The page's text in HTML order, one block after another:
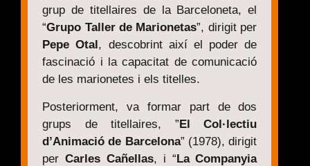
grup de titellaires de la Barceloneta, el
“Grupo Taller de Marionetas”, dirigit per
Pepe Otal, descobrint així el poder de
fascinació i la capacitat de comunicació
de les marionetes i els titelles.
Posteriorment, va formar part de dos
grups de titellaires, ”El Col·lectiu
d’Animació de Barcelona” (1978), dirigit
per Carles Cañellas, i “La Companyia